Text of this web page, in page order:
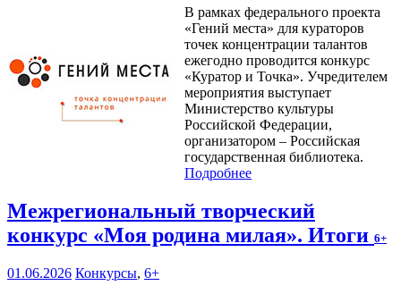
В рамках федерального проекта
«Гений места» для кураторов
точек концентрации талантов
ежегодно проводится конкурс
«Куратор и Точка». Учредителем
мероприятия выступает
Министерство культуры
Российской Федерации,
организатором – Российская
государственная библиотека.
Подробнее
Межрегиональный творческий
конкурс «Моя родина милая». Итоги 6+
01.06.2026 Конкурсы, 6+